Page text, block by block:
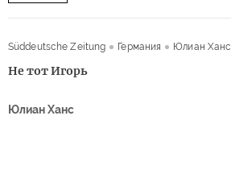
Süddeutsche Zeitung Германия Юлиан Ханс
Не тот Игорь
Юлиан Ханс